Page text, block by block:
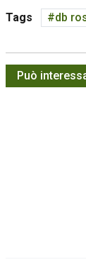
Tags db
Può